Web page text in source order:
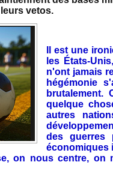
vetos.
Il est une
les États-
n'ont jamais
hégémonie
quelque
autres
des guerres
économiques
on nous centre,